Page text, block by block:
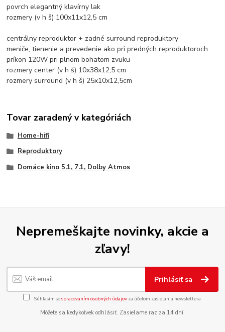
povrch elegantný klavírny lak
rozmery (v h š) 100x11x12,5 cm
centrálny reproduktor + zadné surround reproduktory
meniče, tienenie a prevedenie ako pri predných reproduktoroch
príkon 120W pri plnom bohatom zvuku
rozmery center (v h š) 10x38x12,5 cm
rozmery surround (v h š) 25x10x12,5cm
Tovar zaradený v kategóriách
Home-hifi
Reproduktory
Domáce kino 5.1, 7.1, Dolby Atmos
Nepremeškajte novinky, akcie a
zľavy!
Prihlásiť sa
Súhlasím sospracovaním osobných údajov za účelom zasielania newslettera.
Môžete sa kedykoľvek odhlásiť. Zasielame raz za 14 dní.